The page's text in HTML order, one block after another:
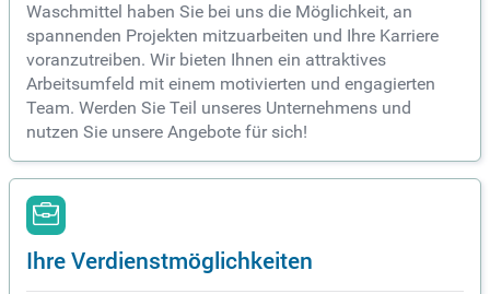
Waschmittel haben Sie bei uns die Möglichkeit, an
spannenden Projekten mitzuarbeiten und Ihre Karriere
voranzutreiben. Wir bieten Ihnen ein attraktives
Arbeitsumfeld mit einem motivierten und engagierten
Team. Werden Sie Teil unseres Unternehmens und
nutzen Sie unsere Angebote für sich!
Ihre Verdienstmöglichkeiten